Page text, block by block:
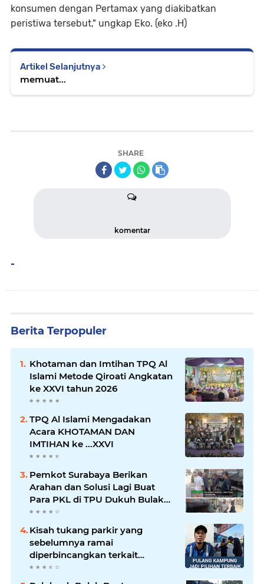
konsumen dengan Pertamax yang diakibatkan
peristiwa tersebut," ungkap Eko. (eko .H)
Artikel Selanjutnya
memuat...
SHARE
komentar
-
Berita Terpopuler
Khotaman dan Imtihan TPQ Al
Islami Metode Qiroati Angkatan
ke XXVI tahun 2026
TPQ Al Islami Mengadakan
Acara KHOTAMAN DAN
IMTIHAN ke ...XXVI
Pemkot Surabaya Berikan
Arahan dan Solusi Lagi Buat
Para PKL di TPU Dukuh Bulak
Banteng Surabaya
Kisah tukang parkir yang
sebelumnya ramai
diperbincangkan terkait
persoalan parkir gratis di